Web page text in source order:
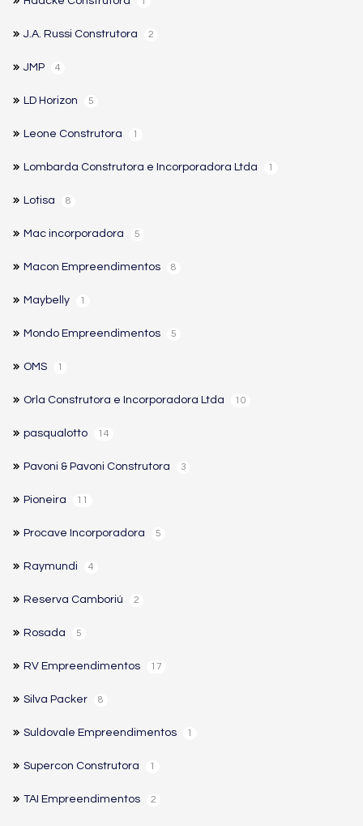
J.A. Russi Construtora 2
JMP 4
LD Horizon 5
Leone Construtora 1
Lombarda Construtora e Incorporadora Ltda 1
Lotisa 8
Mac incorporadora 5
Macon Empreendimentos 8
Maybelly 1
Mondo Empreendimentos 5
OMS 1
Orla Construtora e Incorporadora Ltda 10
pasqualotto 14
Pavoni & Pavoni Construtora 3
Pioneira 11
Procave Incorporadora 5
Raymundi 4
Reserva Camboriú 2
Rosada 5
RV Empreendimentos 17
Silva Packer 8
Suldovale Empreendimentos 1
Supercon Construtora 1
TAI Empreendimentos 2